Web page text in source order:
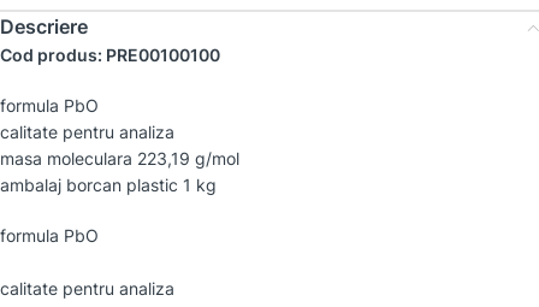
Descriere
Cod produs: PRE00100100
formula PbO
calitate pentru analiza
masa moleculara 223,19 g/mol
ambalaj borcan plastic 1 kg
formula PbO
calitate pentru analiza